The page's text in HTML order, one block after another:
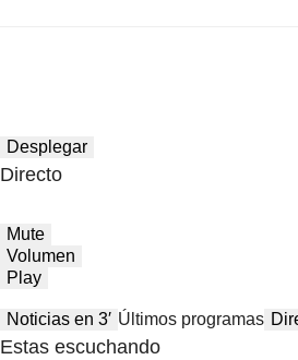
Desplegar
Directo
Mute
Volumen
Play
Noticias en 3′ Últimos programas
Estas escuchando